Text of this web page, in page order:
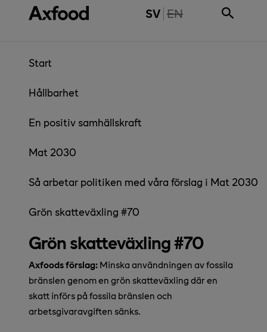
Gå direkt till innehåll SV THE PAGE IS NOT
EN
Start
Hållbarhet
En positiv samhällskraft
Mat 2030
Så arbetar politiken med våra förslag i Mat 2030
Grön skatteväxling #70
Grön skatteväxling #70
Axfoods förslag: Minska användningen av fossila
bränslen genom en grön skatteväxling där en
skatt införs på fossila bränslen och
arbetsgivaravgiften sänks.